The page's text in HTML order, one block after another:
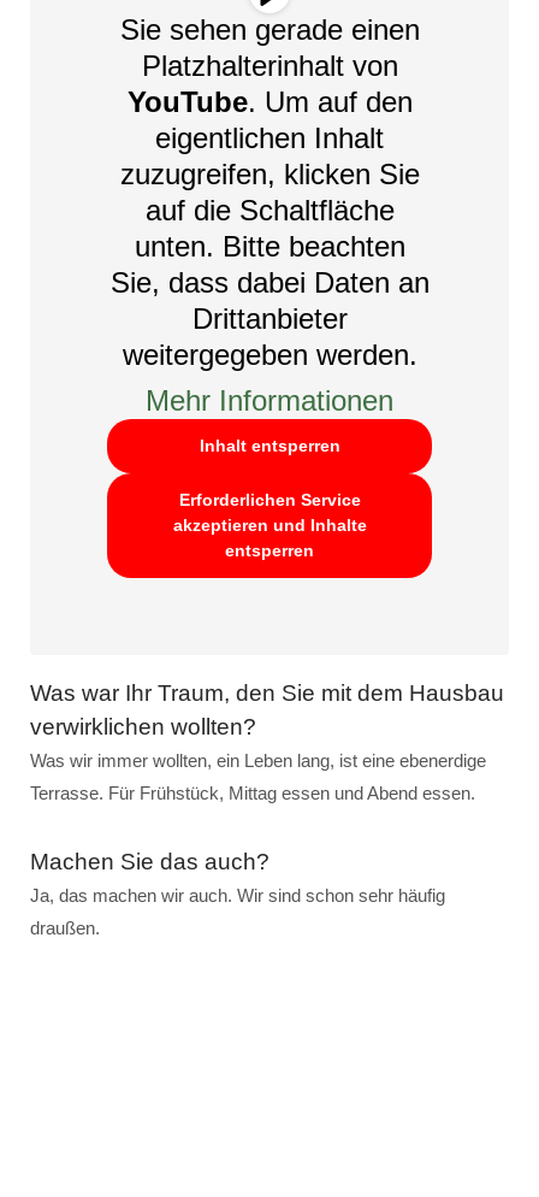
Sie sehen gerade einen
Platzhalterinhalt von
YouTube. Um auf den
eigentlichen Inhalt
zuzugreifen, klicken Sie
auf die Schaltfläche
unten. Bitte beachten
Sie, dass dabei Daten an
Drittanbieter
weitergegeben werden.
Mehr Informationen
Inhalt entsperren
Erforderlichen Service
akzeptieren und Inhalte
entsperren
Was war Ihr Traum, den Sie mit dem Hausbau
verwirklichen wollten?
Was wir immer wollten, ein Leben lang, ist eine ebenerdige
Terrasse. Für Frühstück, Mittag essen und Abend essen.
Machen Sie das auch?
Ja, das machen wir auch. Wir sind schon sehr häufig
draußen.